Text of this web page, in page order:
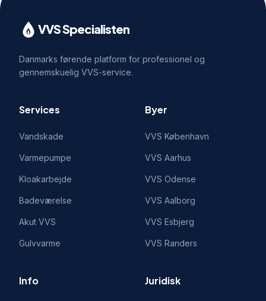
VVS Specialisten
Danmarks førende platform for professionel og
gennemskuelig VVS-service.
Services
Vandskade
Varmepumpe
Kloakarbejde
Badeværelse
Akut VVS
Gulvvarme
Byer
VVS København
VVS Aarhus
VVS Odense
VVS Aalborg
VVS Esbjerg
VVS Randers
Info Juridisk